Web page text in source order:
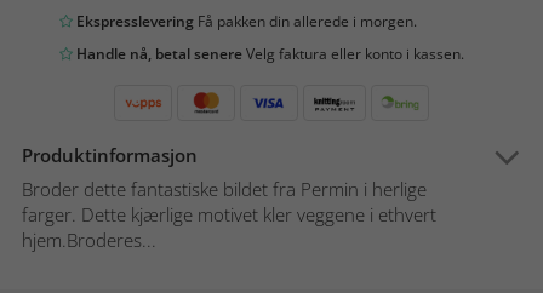
Ekspresslevering Få pakken din allerede i morgen.
Handle nå, betal senereVelg faktura eller konto i kassen.
Produktinformasjon
Broder dette fantastiske bildet fra Permin i herlige
farger. Dette kjærlige motivet kler veggene i ethvert
hjem.Broderes...